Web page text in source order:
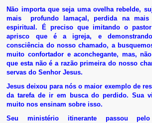
Não importa que seja uma ovelha rebelde,
mais profundo lamaçal, perdida na mais
espiritual. É preciso que imitando o
aprisco que é a igreja, e
consciência do nosso chamado, a
muito confortador e aconchegante, mas,
que esta não é a razão primeira do nosso
servas do Senhor Jesus.
Jesus deixou para nós o maior exemplo de
da tarefa de ir em busca do perdido. Sua
muito nos ensinam sobre isso.
Seu ministério itinerante passou